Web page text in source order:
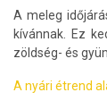
A meleg
kívánnak. Ez
zöldség- és
A nyári étrend